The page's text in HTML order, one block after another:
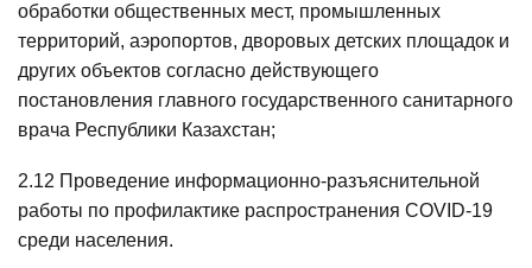
обработки общественных мест, промышленных
территорий, аэропортов, дворовых детских площадок и
других объектов согласно действующего
постановления главного государственного санитарного
врача Республики Казахстан;
2.12 Проведение информационно-разъяснительной
работы по профилактике распространения COVID-19
среди населения.